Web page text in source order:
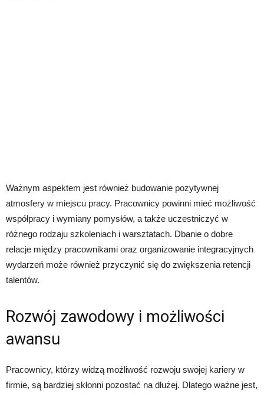
Ważnym aspektem jest również budowanie pozytywnej
atmosfery w miejscu pracy. Pracownicy powinni mieć możliwość
współpracy i wymiany pomysłów, a także uczestniczyć w
różnego rodzaju szkoleniach i warsztatach. Dbanie o dobre
relacje między pracownikami oraz organizowanie integracyjnych
wydarzeń może również przyczynić się do zwiększenia retencji
talentów.
Rozwój zawodowy i możliwości
awansu
Pracownicy, którzy widzą możliwość rozwoju swojej kariery w
firmie, są bardziej skłonni pozostać na dłużej. Dlatego ważne jest,